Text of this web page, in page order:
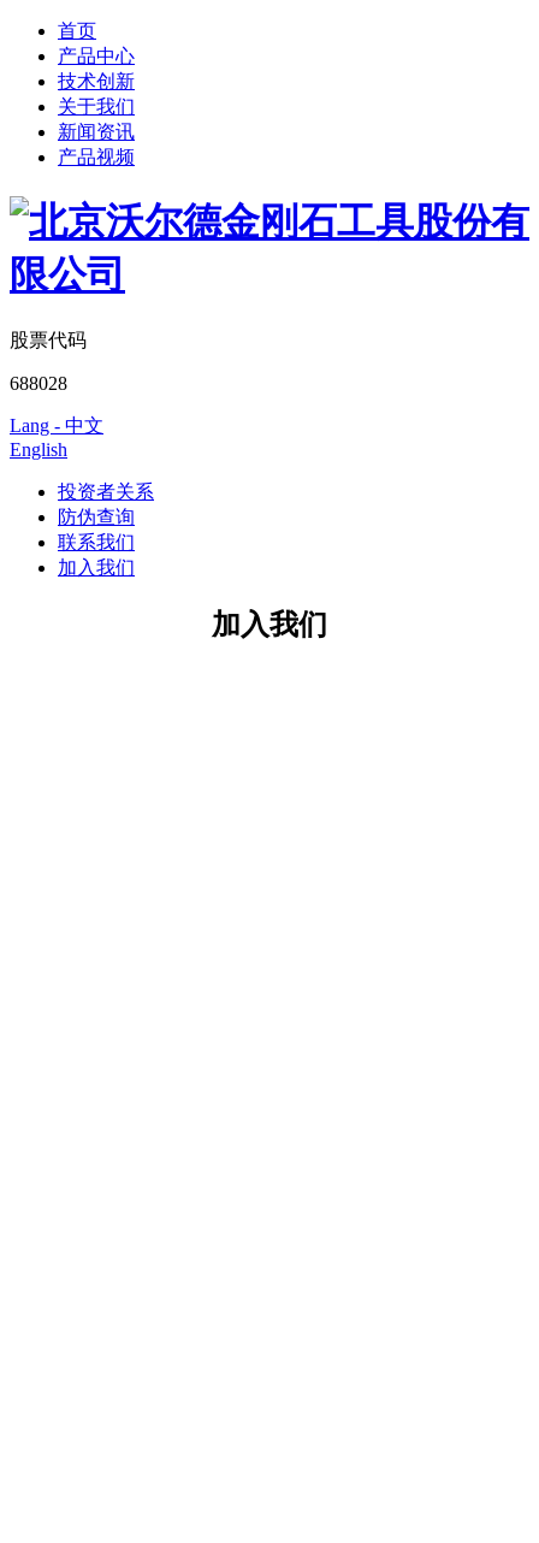
首页
产品中心
技术创新
关于我们
新闻资讯
产品视频
股票代码
688028
Lang - 中文
English
投资者关系
防伪查询
联系我们
加入我们
加入我们